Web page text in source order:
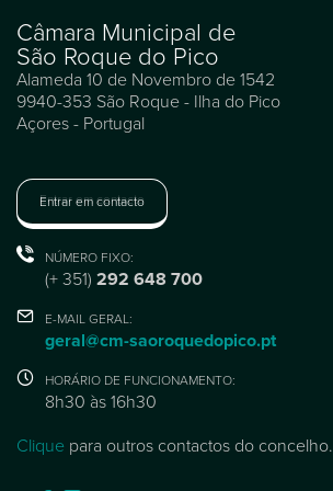
Câmara Municipal de
São Roque do Pico
Alameda 10 de Novembro de 1542
9940-353 São Roque - Ilha do Pico
Açores - Portugal
Entrar em contacto
NÚMERO FIXO:
(+ 351) 292 648 700
E-MAIL GERAL:
geral@cm-saoroquedopico.pt
HORÁRIO DE FUNCIONAMENTO:
8h30 às 16h30
Clique para outros contactos do concelho.